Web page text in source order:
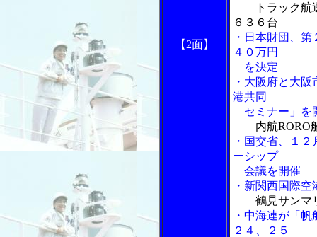
【2面】
トラック航
６３６台
・日本財団、
４０万円
を決定
・大阪府と大
港共同
セミナー」を
内航RORO
・国交省、１
ーシップ
会議を開催
・新関西国際
鶴見サンマリ
・中海連が「
２４、２５